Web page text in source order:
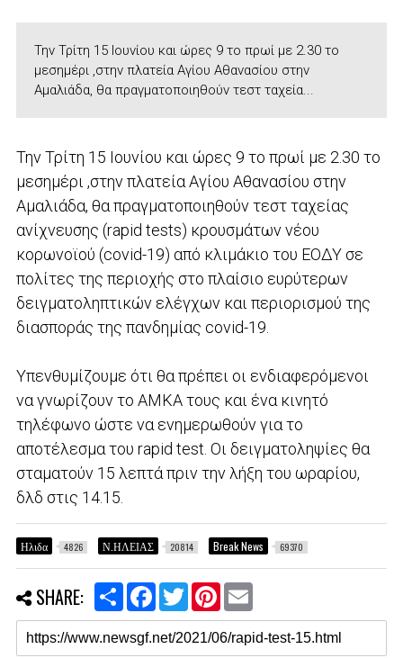
Την Τρίτη 15 Ιουνίου και ώρες 9 το πρωί με 2.30 το
μεσημέρι ,στην πλατεία Αγίου Αθανασίου στην
Αμαλιάδα, θα πραγματοποιηθούν τεστ ταχεία...
Την Τρίτη 15 Ιουνίου και ώρες 9 το πρωί με 2.30 το
μεσημέρι ,στην πλατεία Αγίου Αθανασίου στην
Αμαλιάδα, θα πραγματοποιηθούν τεστ ταχείας
ανίχνευσης (rapid tests) κρουσμάτων νέου
κορωνοϊού (covid-19) από κλιμάκιο του ΕΟΔΥ σε
πολίτες της περιοχής στο πλαίσιο ευρύτερων
δειγματοληπτικών ελέγχων και περιορισμού της
διασποράς της πανδημίας covid-19.
Υπενθυμίζουμε ότι θα πρέπει οι ενδιαφερόμενοι
να γνωρίζουν το ΑΜΚΑ τους και ένα κινητό
τηλέφωνο ώστε να ενημερωθούν για το
αποτέλεσμα του rapid test. Οι δειγματοληψίες θα
σταματούν 15 λεπτά πριν την λήξη του ωραρίου,
δλδ στις 14.15.
Ηλιδα 4826 Ν.ΗΛΕΙΑΣ 20814 Break News 69370
SHARE:
S
a
r
e
F
c
e
b
T
i
t
t
P
n
t
e
E
a
i
l